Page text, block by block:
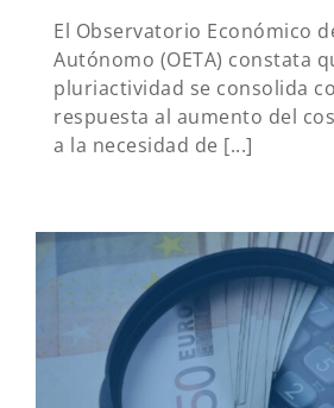
El Observatorio Económico
Autónomo (OETA) constata
pluriactividad se consolida
respuesta al aumento del
a la necesidad de [...]